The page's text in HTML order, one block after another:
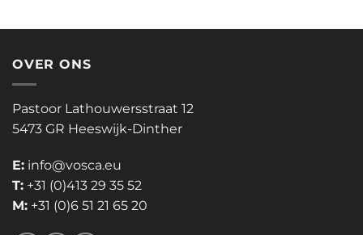
OVER ONS
Pastoor Lathouwersstraat 12
5473 GR Heeswijk-Dinther
E: info@vosca.eu
T: +31 (0)413 29 35 52
M: +31 (0)6 51 21 65 20